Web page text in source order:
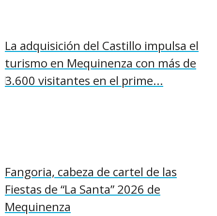
La adquisición del Castillo impulsa el
turismo en Mequinenza con más de
3.600 visitantes en el prime...
Fangoria, cabeza de cartel de las
Fiestas de “La Santa” 2026 de
Mequinenza